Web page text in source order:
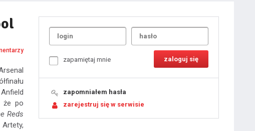
że po
Reds
zapamiętaj mnie
zapomniałem hasła
zarejestruj się w serwisie